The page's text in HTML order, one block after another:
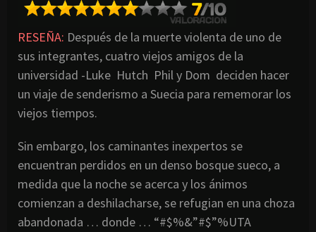
RESEÑA: Después de la muerte violenta de uno de
sus integrantes, cuatro viejos amigos de la
universidad -Luke Hutch Phil y Dom deciden hacer
un viaje de senderismo a Suecia para rememorar los
viejos tiempos.
Sin embargo, los caminantes inexpertos se
encuentran perdidos en un denso bosque sueco, a
medida que la noche se acerca y los ánimos
comienzan a deshilacharse, se refugian en una choza
abandonada … donde … “#$%&”#$”%UTA